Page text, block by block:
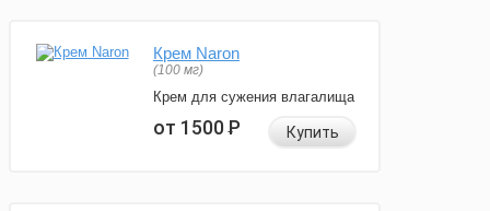
Крем Naron
(100 мг)
Крем для сужения влагалища
от 1500Р Купить